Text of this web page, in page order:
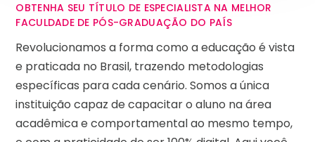
OBTENHA SEU TÍTULO DE ESPECIALISTA NA MELHOR
FACULDADE DE PÓS-GRADUAÇÃO DO PAÍS
Revolucionamos a forma como a educação é vista
e praticada no Brasil, trazendo metodologias
específicas para cada cenário. Somos a única
instituição capaz de capacitar o aluno na área
acadêmica e comportamental ao mesmo tempo,